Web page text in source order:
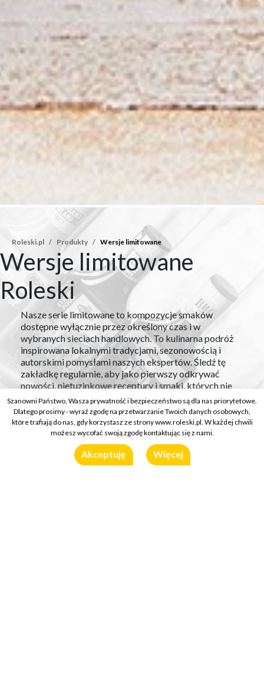
Roleski.pl Produkty Wersje limitowane
Wersje limitowane
Roleski
Nasze serie limitowane to kompozycje smaków
dostępne wyłącznie przez określony czas i w
wybranych sieciach handlowych. To kulinarna podróż
inspirowana lokalnymi tradycjami, sezonowością i
autorskimi pomysłami naszych ekspertów. Śledź tę
zakładkę regularnie, aby jako pierwszy odkrywać
nowości, nietuzinkowe receptury i smaki, których nie
znajdziesz nigdzie indziej. Bo najlepsze doznania
kulinarne są często… tymczasowe.
Szanowni Państwo, Wasza prywatność i bezpieczeństwo są dla nas priorytetowe.
Dlatego prosimy - wyraź zgodę na przetwarzanie Twoich danych osobowych,
które trafiają do nas, gdy korzystasz ze strony www.roleski.pl. W każdej chwili
możesz wycofać swoją zgodę kontaktując się z nami.
Akceptuję Więcej